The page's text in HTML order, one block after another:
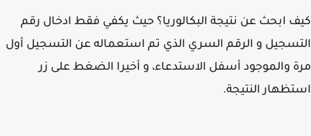
ابحث عن نتيجة البكالوريا؟ حيث يكفي فقط ادخال رقم
و الرقم السري الذي تم استعماله عن التسجيل أول
والموجود أسفل الاستدعاء، و أخيرا الضغط على زر
النتيجة.